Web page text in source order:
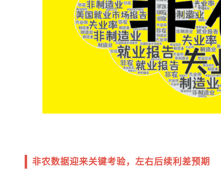
非农数据迎来关键考验，左右后续利差预期